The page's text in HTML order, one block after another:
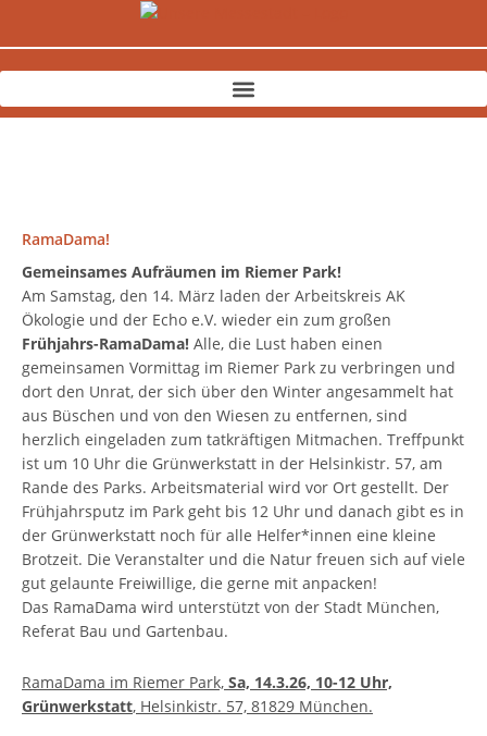
RamaDama!
Gemeinsames Aufräumen im Riemer Park!
Am Samstag, den 14. März laden der Arbeitskreis AK
Ökologie und der Echo e.V. wieder ein zum großen
Frühjahrs-RamaDama! Alle, die Lust haben einen
gemeinsamen Vormittag im Riemer Park zu verbringen und
dort den Unrat, der sich über den Winter angesammelt hat
aus Büschen und von den Wiesen zu entfernen, sind
herzlich eingeladen zum tatkräftigen Mitmachen. Treffpunkt
ist um 10 Uhr die Grünwerkstatt in der Helsinkistr. 57, am
Rande des Parks. Arbeitsmaterial wird vor Ort gestellt. Der
Frühjahrsputz im Park geht bis 12 Uhr und danach gibt es in
der Grünwerkstatt noch für alle Helfer*innen eine kleine
Brotzeit. Die Veranstalter und die Natur freuen sich auf viele
gut gelaunte Freiwillige, die gerne mit anpacken!
Das RamaDama wird unterstützt von der Stadt München,
Referat Bau und Gartenbau.
RamaDama im Riemer Park, Sa, 14.3.26, 10-12 Uhr,
Grünwerkstatt, Helsinkistr. 57, 81829 München.